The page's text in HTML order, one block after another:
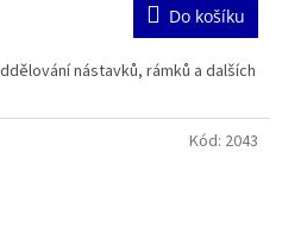
Do košíku
nástavků, rámků a dalších
Kód: 2043